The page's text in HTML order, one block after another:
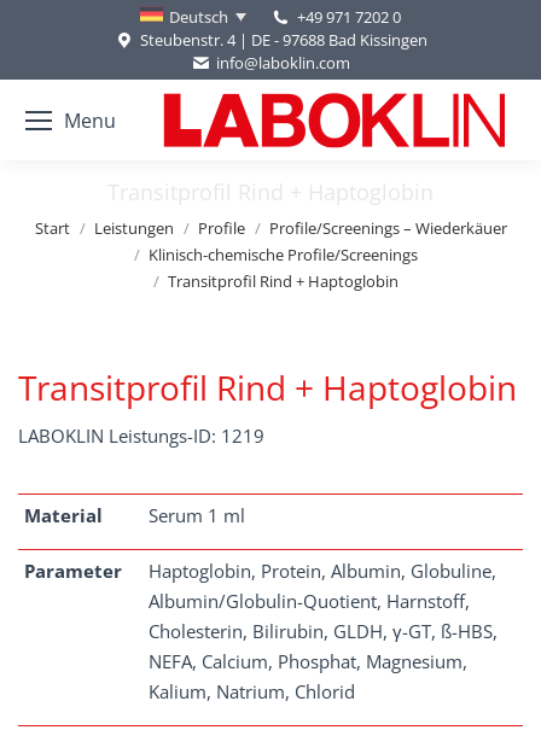
Deutsch
+49 971 7202 0
Steubenstr. 4 | DE - 97688 Bad Kissingen
info@laboklin.com
Menu
Transitprofil Rind + Haptoglobin
Sie befinden sich hier:
Start Leistungen Profile
Profile/Screenings – Wiederkäuer
Klinisch-chemische Profile/Screenings
Transitprofil Rind + Haptoglobin
Transitprofil Rind + Haptoglobin
LABOKLIN Leistungs-ID: 1219
Material Serum 1 ml
Parameter
Haptoglobin, Protein, Albumin, Globuline,
Albumin/Globulin-Quotient, Harnstoff,
Cholesterin, Bilirubin, GLDH, γ-GT, ß-HBS,
NEFA, Calcium, Phosphat, Magnesium,
Kalium, Natrium, Chlorid